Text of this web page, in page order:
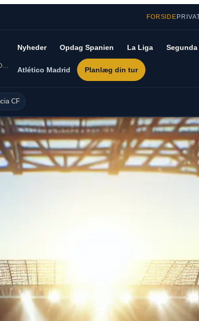
FORSIDE
Nyheder Opdag Spanien La Liga
Atlético Madrid Planlæg din tur
CF